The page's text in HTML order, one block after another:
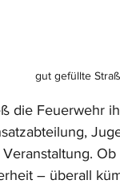
gut gefüllte
die Feuerwehr
– überall